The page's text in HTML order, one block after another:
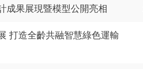
成果展現暨模型公開亮相
打造全齡共融智慧綠色運輸